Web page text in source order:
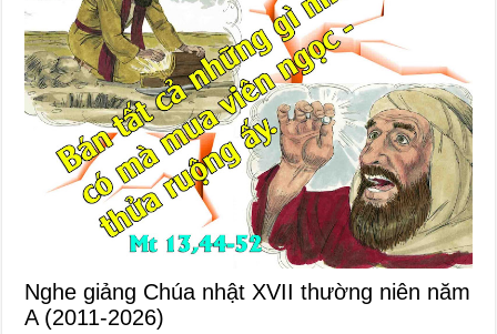
Nghe giảng Chúa nhật XVII thường niên năm
A (2011-2026)